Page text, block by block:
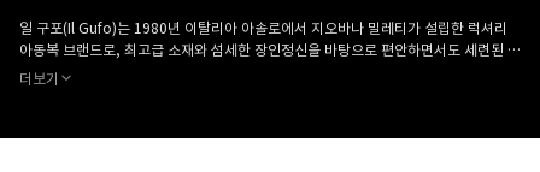
일 구포(Il Gufo)는 1980년 이탈리아 아솔로에서 지오바나 밀레티가 설립한 럭셔리
아동복 브랜드로, 최고급 소재와 섬세한 장인정신을 바탕으로 편안하면서도 세련된 디
자인을 선보입니다. 현재 밀레티의 두 자녀와 현지 제조업체가 함께 브랜드를 운영하
더보기